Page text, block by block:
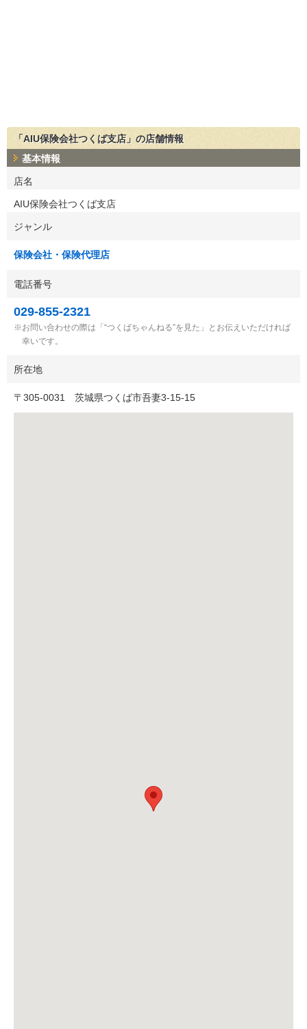
「AIU保険会社つくば支店」の店舗情報
基本情報
店名
AIU保険会社つくば支店
ジャンル
保険会社・保険代理店
電話番号
029-855-2321
お問い合わせの際は「“つくばちゃんねる”を見た」とお伝えいただければ
幸いです。
所在地
〒 305-0031 茨城県つくば市吾妻3-15-15